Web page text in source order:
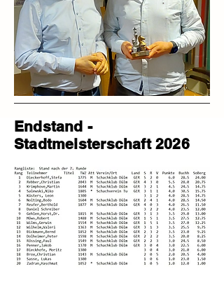
Endstand -
Stadtmeisterschaft 2026